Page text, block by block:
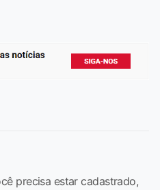
precisa estar cadastrado,